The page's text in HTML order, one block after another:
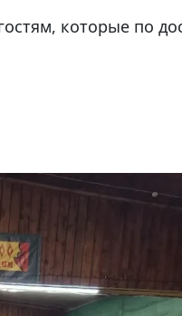
которые по